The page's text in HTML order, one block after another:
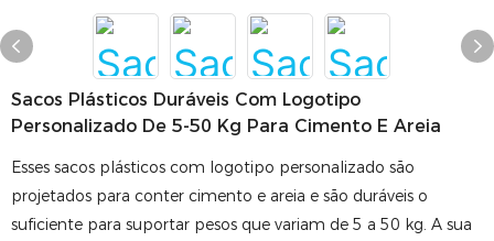
Sacos Plásticos Duráveis ​​com Logotipo
Personalizado De 5-50 Kg Para Cimento E Areia
Esses sacos plásticos com logotipo personalizado são
projetados para conter cimento e areia e são duráveis ​​o
suficiente para suportar pesos que variam de 5 a 50 kg. A sua